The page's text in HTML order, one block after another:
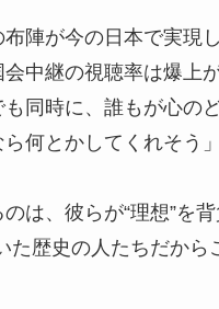
布陣が今の日本で実
中継の視聴率は爆上
同時に、誰もが心の
ら何とかしてくれそう
は、彼らが“理想”を
た歴史の人たちだから